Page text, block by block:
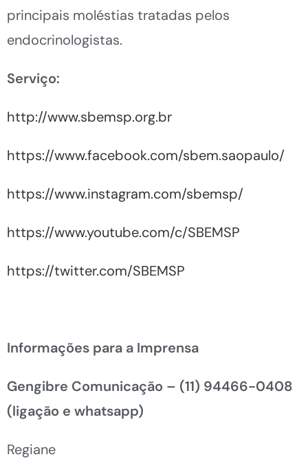
principais moléstias tratadas pelos
endocrinologistas.
Serviço:
http://www.sbemsp.org.br
https://www.facebook.com/sbem.saopaulo/
https://www.instagram.com/sbemsp/
https://www.youtube.com/c/SBEMSP
https://twitter.com/SBEMSP
Informações para a Imprensa
Gengibre Comunicação – (11) 94466-0408
(ligação e whatsapp)
Regiane